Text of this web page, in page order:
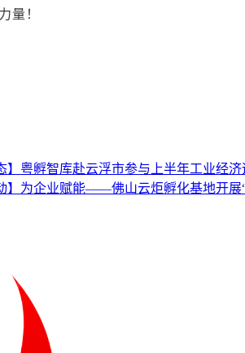
量！
】粤孵智库赴云浮市参与上半年工业经
】为企业赋能——佛山云炬孵化基地开展